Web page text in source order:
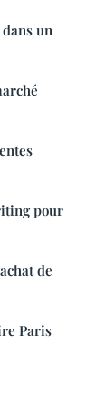
un
pour
de
Paris